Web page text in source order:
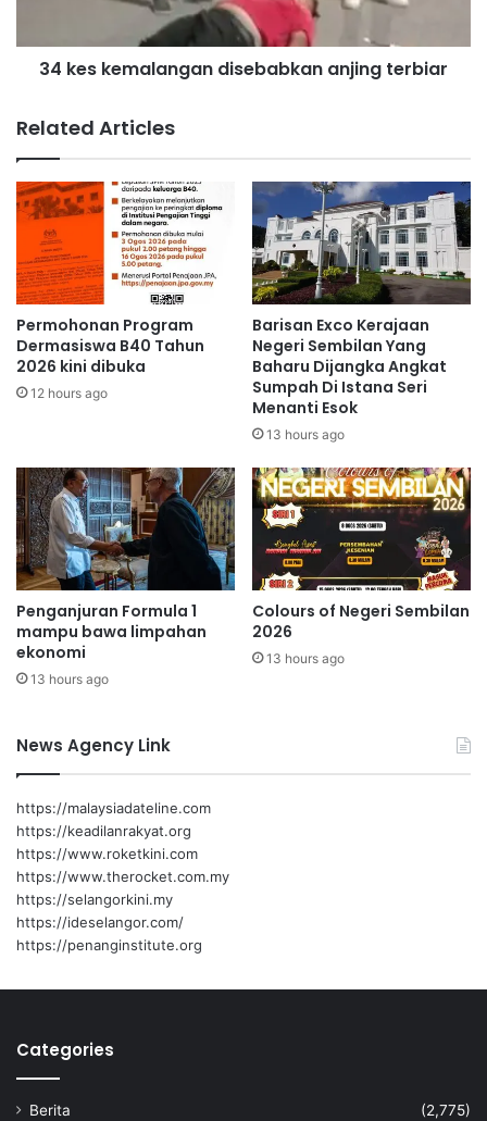
a
s
a
e
k
n
o
m
i
p
e
a
k
e
c
i
l
a
g
a
n
d
i
e
b
a
b
k
a
i
n
g
t
e
r
b
i
a
34 kes kemalangan disebabkan anjing terbiar
Related Articles
Permohonan Program
Dermasiswa B40 Tahun
2026 kini dibuka
12 hours ago
Barisan Exco Kerajaan
Negeri Sembilan Yang
Baharu Dijangka Angkat
Sumpah Di Istana Seri
Menanti Esok
13 hours ago
Penganjuran Formula 1
mampu bawa limpahan
ekonomi
13 hours ago
Colours of Negeri Sembilan
2026
13 hours ago
News Agency Link
https://malaysiadateline.com
https://keadilanrakyat.org
https://www.roketkini.com
https://www.therocket.com.my
https://selangorkini.my
https://ideselangor.com/
https://penanginstitute.org
Categories
Berita
(2,775)